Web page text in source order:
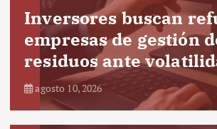
Inversores buscan
empresas de gestión
residuos ante
agosto 10, 2026